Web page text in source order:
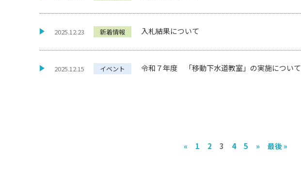
2025.12.23 新着情報 入札結果について
2025.12.15 イベント 令和７年度 「移動下水道教室」の実施について
« 1 2 3 4 5 » 最後 »